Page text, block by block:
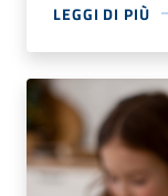
LEGGI DI PIÙ